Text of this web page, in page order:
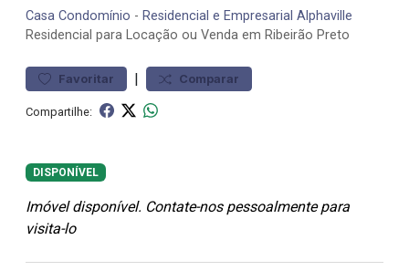
Casa Condomínio - Residencial e Empresarial Alphaville
Residencial para Locação ou Venda em Ribeirão Preto
Favoritar | Comparar
Compartilhe:
DISPONÍVEL
Imóvel disponível. Contate-nos pessoalmente para
visita-lo